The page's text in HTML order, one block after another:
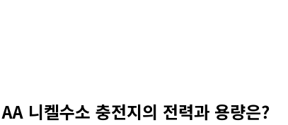
니켈수소 충전지의 전력과 용량은?